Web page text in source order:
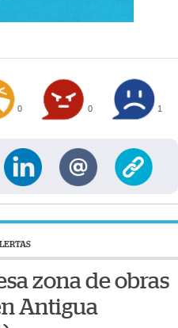
0 0 1
zona de obras
Antigua